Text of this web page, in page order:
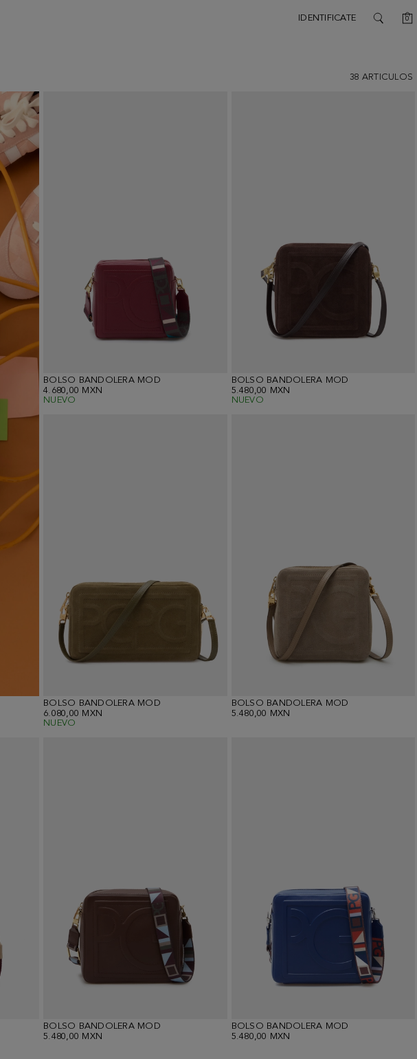
IDENTIFICATE SEARCH
0
38 ARTICULOS
BOLSO BANDOLERA MOD
4.680,00 MXN
NUEVO
BOLSO BANDOLERA MOD
5.480,00 MXN
NUEVO
BOLSO BANDOLERA MOD
6.080,00 MXN
NUEVO
BOLSO BANDOLERA MOD
5.480,00 MXN
BOLSO BANDOLERA MOD
5.480,00 MXN
BOLSO BANDOLERA MOD
5.480,00 MXN